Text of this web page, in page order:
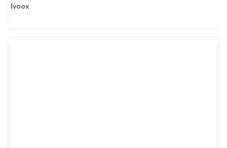
Ivoox